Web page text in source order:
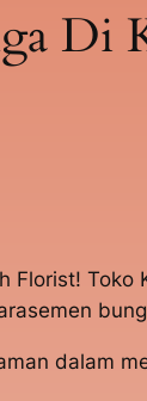
Di
Florist!
dalam